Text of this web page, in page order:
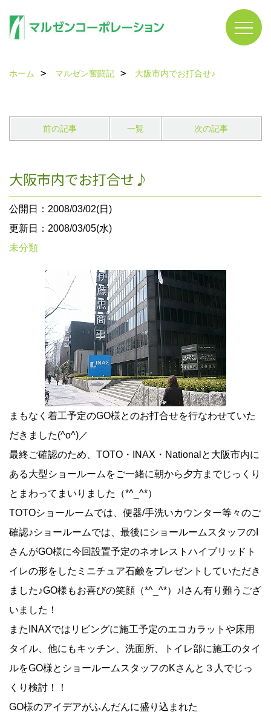
ホーム マルゼン奮闘記 大阪市内でお打合せ♪
前の記事 一覧 次の記事
大阪市内でお打合せ♪
公開日：2008/03/02(日)
更新日：2008/03/05(水)
未分類
まもなく着工予定のGO様とのお打合せを行なわせていた
だきました(^o^)／
最終ご確認のため、TOTO・INAX・Nationalと大阪市内に
ある大型ショールームをご一緒に朝から夕方までじっくり
とまわってまいりました（*^_^*）
TOTOショールームでは、便器/手洗いカウンター等々のご
確認♪ショールームでは、最後にショールームスタッフのI
さんがGO様に今回設置予定のネオレストハイブリッドト
イレの形をしたミニチュア石鹸をプレゼントしていただき
ました♪GO様もお喜びの笑顔（*^_^*）♪Iさん有り難うござ
いました！
またINAXではリビングに施工予定のエコカラットや床用
タイル、他にもキッチン、洗面所、トイレ部に施工のタイ
ルをGO様とショールームスタッフのKさんと３人でじっ
くり検討！！
GO様のアイデアがふんだんに盛り込まれた